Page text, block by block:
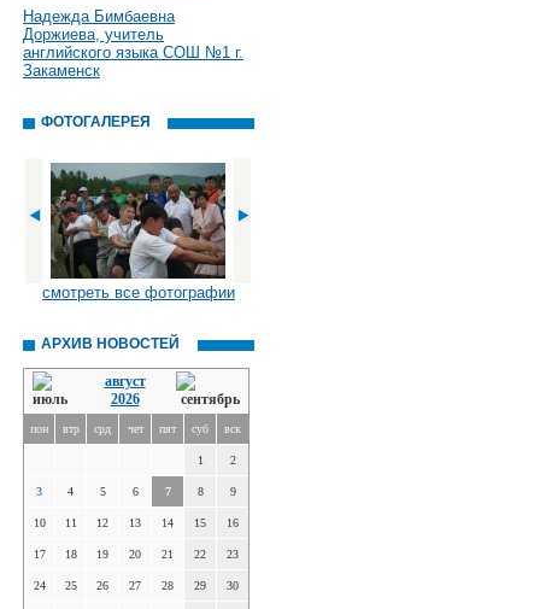
Надежда Бимбаевна
Доржиева, учитель
английского языка СОШ №1 г.
Закаменск
ФОТОГАЛЕРЕЯ
смотреть все фотографии
АРХИВ НОВОСТЕЙ
август
2026
пон втр срд чет пят суб вск
1 2
3 4 5 6 7 8 9
10 11 12 13 14 15 16
17 18 19 20 21 22 23
24 25 26 27 28 29 30